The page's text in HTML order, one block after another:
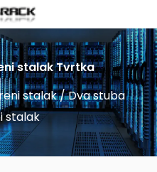
stalak Tvrtka
stalak/Dva stuba
stalak